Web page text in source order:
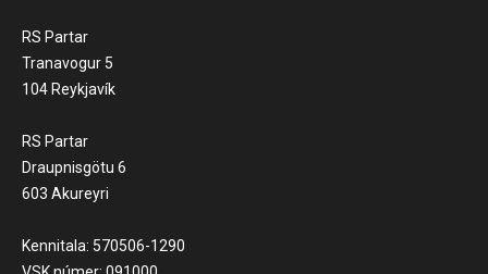
RS Partar
Tranavogur 5
104 Reykjavík
RS Partar
Draupnisgötu 6
603 Akureyri
Kennitala: 570506-1290